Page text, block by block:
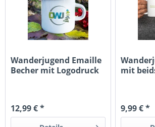
Wanderjugend Emaille
Becher mit Logodruck
12,99 € *
mit
9,99 € *